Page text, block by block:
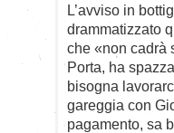
L’avviso in
drammatizzato
che «non cadrà
Porta, ha
bisogna
gareggia con
pagamento, sa